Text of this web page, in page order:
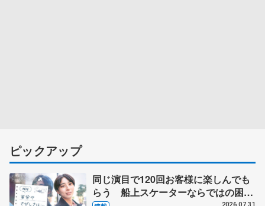
ピックアップ
同じ演目で120回お客様に楽しんでも
らう 船上スケーターならではの困難
2026.07.31